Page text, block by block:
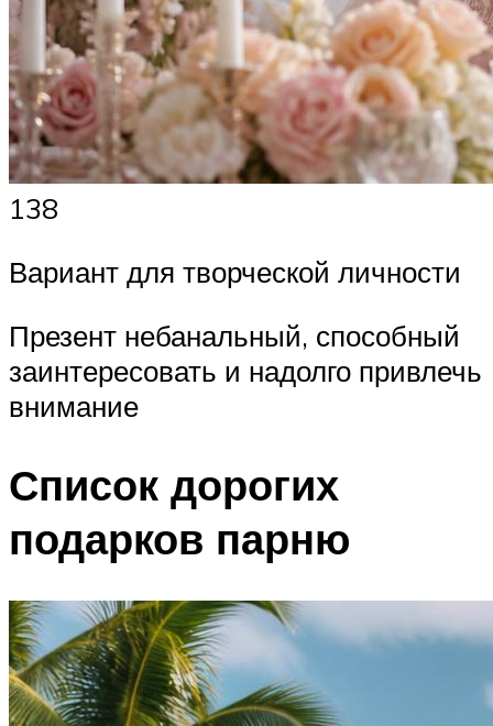
138
Вариант для творческой личности
Презент небанальный, способный
заинтересовать и надолго привлечь
внимание
Список дорогих
подарков парню